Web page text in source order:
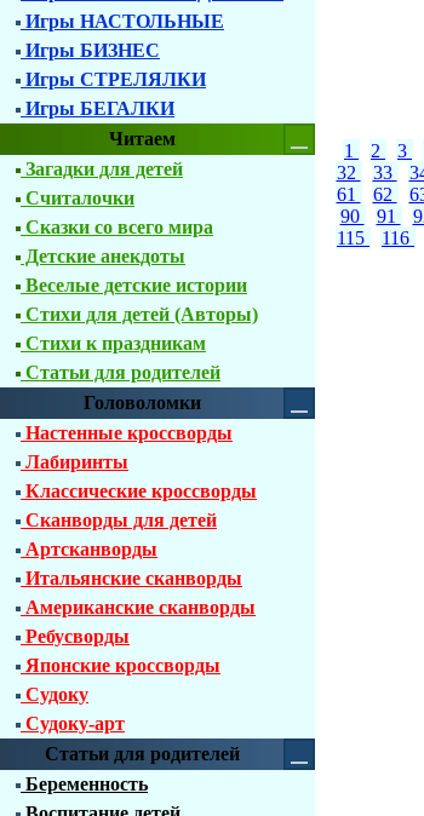
Игры НАСТОЛЬНЫЕ
Игры БИЗНЕС
Игры СТРЕЛЯЛКИ
Игры БЕГАЛКИ
Читаем
Загадки для детей
Считалочки
Сказки со всего мира
Детские анекдоты
Веселые детские истории
Стихи для детей (Авторы)
Стихи к праздникам
Статьи для родителей
Головоломки
Настенные кроссворды
Лабиринты
Классические кроссворды
Сканворды для детей
Артсканворды
Итальянские сканворды
Американские сканворды
Ребусворды
Японские кроссворды
Судоку
Судоку-арт
Статьи для родителей
Беременность
1 2 3
32
33
61
62
90
91
115
116